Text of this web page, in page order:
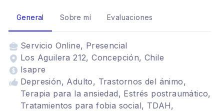
General Sobre mí Evaluaciones
Servicio Online, Presencial
Los Aguilera 212, Concepción, Chile
Isapre
Depresión, Adulto, Trastornos del ánimo,
Terapia para la ansiedad, Estrés postraumático,
Tratamientos para fobia social, TDAH,